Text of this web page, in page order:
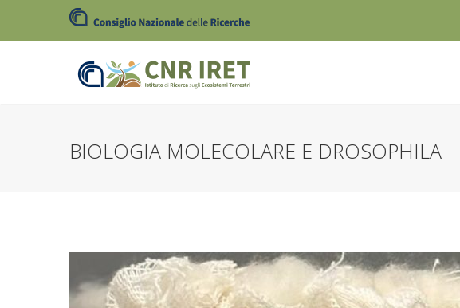
BIOLOGIA MOLECOLARE E DROSOPHILA